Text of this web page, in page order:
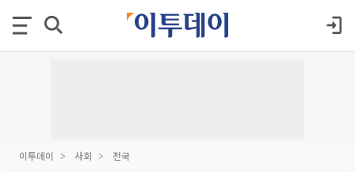
이투데이 사회 전국